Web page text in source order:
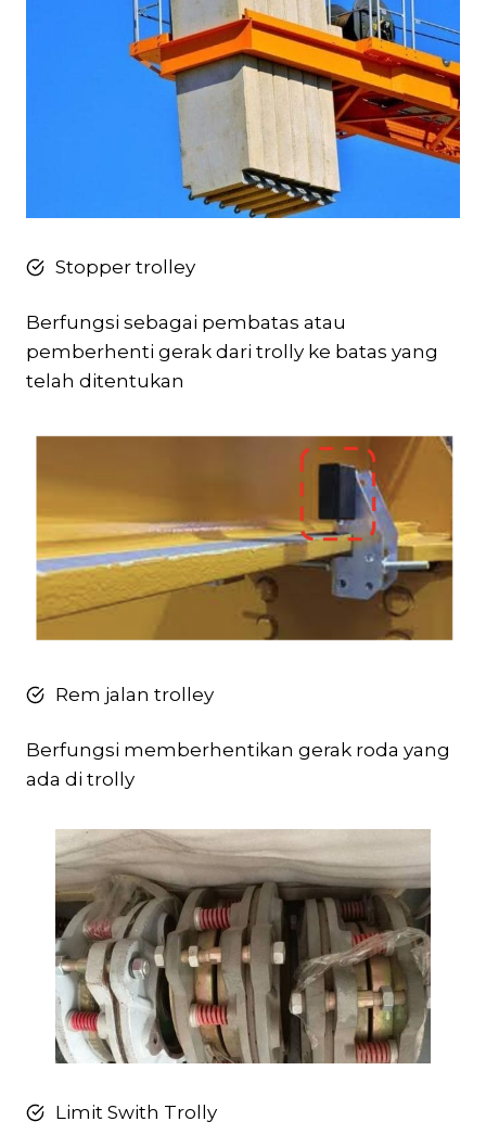
Stopper trolley
Berfungsi sebagai pembatas atau
pemberhenti gerak dari trolly ke batas yang
telah ditentukan
Rem jalan trolley
Berfungsi memberhentikan gerak roda yang
ada di trolly
Limit Swith Trolly